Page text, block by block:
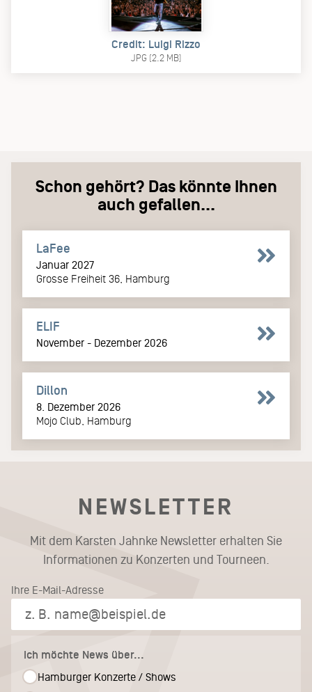
Credit: Luigi Rizzo
JPG (2.2 MB)
Schon gehört? Das könnte Ihnen
auch gefallen...
LaFee
Januar 2027
Grosse Freiheit 36, Hamburg
ELIF
November - Dezember 2026
Dillon
8. Dezember 2026
Mojo Club, Hamburg
NEWSLETTER
Mit dem Karsten Jahnke Newsletter erhalten Sie
Informationen zu Konzerten und Tourneen.
Ihre E-Mail-Adresse
Ich möchte News über...
Hamburger Konzerte / Shows